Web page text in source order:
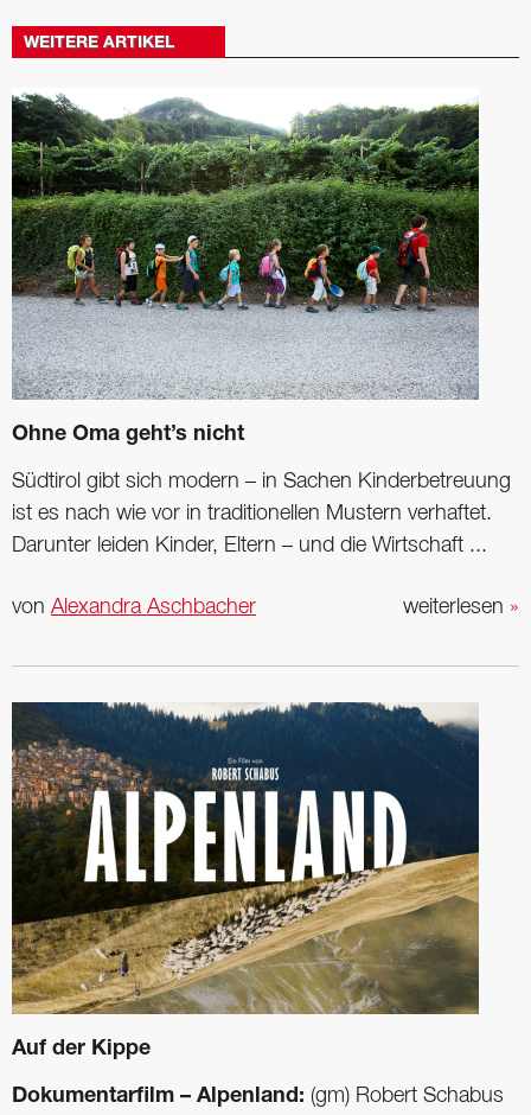
WEITERE ARTIKEL
Ohne Oma geht’s nicht
Südtirol gibt sich modern – in Sachen Kinderbetreuung
ist es nach wie vor in traditionellen Mustern verhaftet.
Darunter leiden Kinder, Eltern – und die Wirtschaft ...
weiterlesen »
von Alexandra Aschbacher
Auf der Kippe
Dokumentarfilm – Alpenland: (gm) Robert Schabus